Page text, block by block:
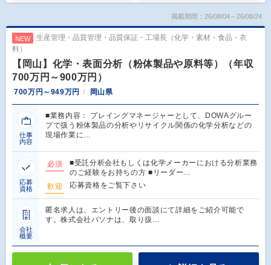
掲載期間：26/08/04～26/08/24
NEW
生産管理・品質管理・品質保証・工場長（化学・素材・食品・衣
料）
【岡山】化学・表面分析（粉体製品や原料等）（年収
700万円～900万円）
700万円～949万円 岡山県
仕事
内容
■業務内容： プレイングマネージャーとして、DOWAグルー
プで扱う粉体製品の分析やリサイクル関係の化学分析などの
現場作業に…
応募
資格
必須
■受託分析会社もしくは化学メーカーにおける分析業務
のご経験をお持ちの方 ■リーダー…
歓迎
応募資格をご覧下さい
会社
概要
匿名求人は、エントリー後の面談にて詳細をご紹介可能で
す。株式会社パソナは、取り扱…